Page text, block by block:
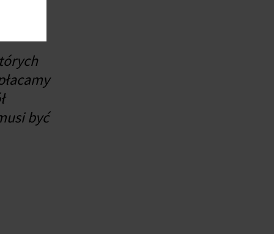
być